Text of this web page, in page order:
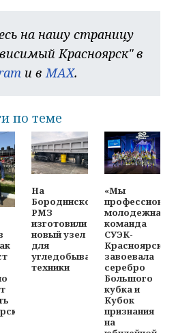
на нашу страницу
Красноярск" в
и в MAX.
по теме
На
Бородинском
РМЗ
изготовили
новый узел
для
угледобывающей
техники
«Мы
молодежная
команда
СУЭК-
Красноярск
завоевала
серебро
Большого
кубка и
Кубок
признания
на